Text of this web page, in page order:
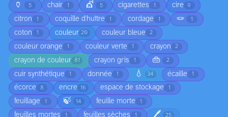
🏺 5 chair 1 💇 5 cigarettes 1 cire 9
citron 1 coquille d'huître 1 cordage 1 🪢 1
coton 1 couleur 20 couleur bleue 2
couleur orange 1 couleur verte 1 crayon 2
crayon de couleur 81 crayon gris 1 👜 2
cuir synthétique 1 donnée 1 💧 34 écaille 1
écorce 8 encre 16 espace de stockage 1
feuillage 1 🍃 14 feuille morte 1
feuilles mortes 1 feuilles sèches 1 🖊️ 25